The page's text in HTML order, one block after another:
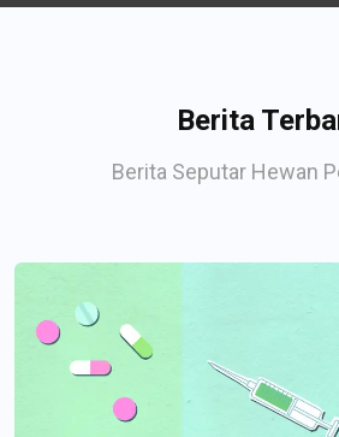
Berita
Berita Seputar Hewan